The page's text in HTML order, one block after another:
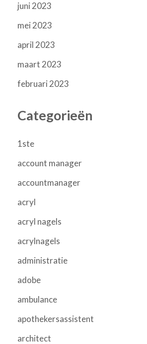
juni 2023
mei 2023
april 2023
maart 2023
februari 2023
Categorieën
1ste
account manager
accountmanager
acryl
acryl nagels
acrylnagels
administratie
adobe
ambulance
apothekersassistent
architect